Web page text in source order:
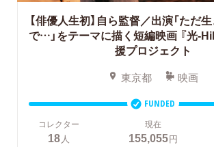
【俳優人生初】自ら監督／出演「ただ
で…」をテーマに描く短編映画『光-
援プロジェクト
東京都 映画
FUNDED
コレクター
18 人
現在
155,055円